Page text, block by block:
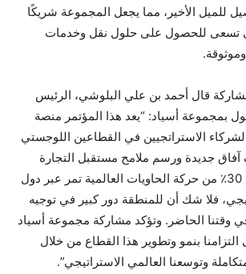
للميل الأخير، مما يجعل المجموعة شريكًا
تسعى للحصول على حلول نقل وخدمات
قال أحمد بن علي البلوشي، الرئيس
بمجموعة أسياد: “يعد هذا المؤتمر منصة
الاستراتجيين في القطاعين اللوجستي
جديدة ورسم ملامح مستقبل التجارة
العالمية. وباعتبار أن 30٪ من حركة الحاويات العالمية تمر عبر دول
فلا شك أن للمنطقة دور كبير في توجيه
وقتنا الحاضر. وتؤكد مشاركة مجموعة أسياد
بنمو وتطوير هذا القطاع من خلال
وتوسعنا العالمي الاستراتيجي”.